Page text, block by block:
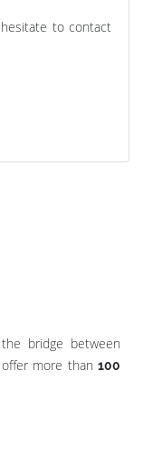
to contact
bridge between
more than 100